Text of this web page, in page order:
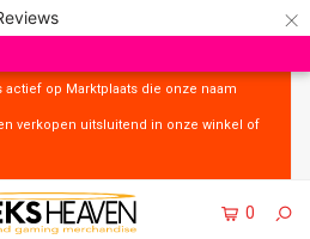
×
actief op Marktplaats die onze naam
verkopen uitsluitend in onze winkel of
0